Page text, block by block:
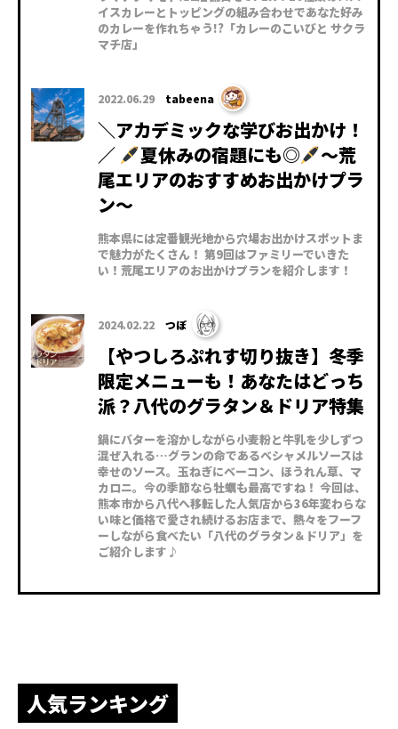
イスカレーとトッピングの組み合わせであなた好み
のカレーを作れちゃう!?「カレーのこいびと サクラ
マチ店」
2022.06.29 tabeena
＼アカデミックな学びお出かけ！
／
夏休みの宿題にも◎
～荒
尾エリアのおすすめお出かけプラ
ン～
熊本県には定番観光地から穴場お出かけスポットま
で魅力がたくさん！ 第9回はファミリーでいきた
い！荒尾エリアのお出かけプランを紹介します！
2024.02.22 つぼ
【やつしろぷれす切り抜き】冬季
限定メニューも！あなたはどっち
派？八代のグラタン＆ドリア特集
鍋にバターを溶かしながら小麦粉と牛乳を少しずつ
混ぜ入れる…グランの命であるベシャメルソースは
幸せのソース。玉ねぎにベーコン、ほうれん草、マ
カロニ。今の季節なら牡蠣も最高ですね！ 今回は、
熊本市から八代へ移転した人気店から36年変わらな
い味と価格で愛され続けるお店まで、熱々をフーフ
ーしながら食べたい「八代のグラタン＆ドリア」を
ご紹介します♪
人気ランキング